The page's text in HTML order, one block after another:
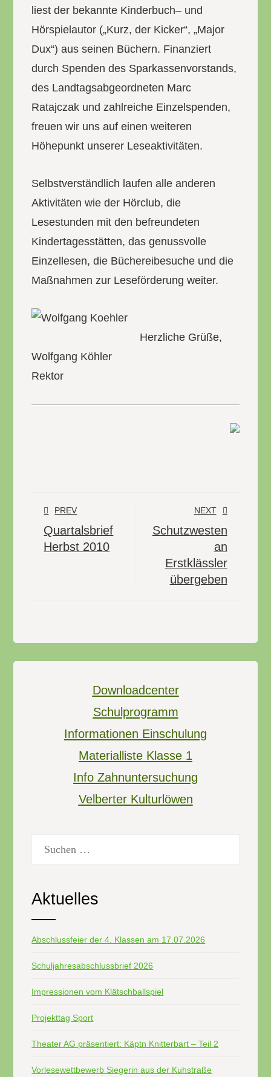
liest der bekannte Kinderbuch– und
Hörspielautor („Kurz, der Kicker“, „Major
Dux“) aus seinen Büchern. Finanziert
durch Spenden des Sparkassenvorstands,
des Landtagsabgeordneten Marc
Ratajczak und zahlreiche Einzelspenden,
freuen wir uns auf einen weiteren
Höhepunkt unserer Leseaktivitäten.
Selbstverständlich laufen alle anderen
Aktivitäten wie der Hörclub, die
Lesestunden mit den befreundeten
Kindertagesstätten, das genussvolle
Einzellesen, die Büchereibesuche und die
Maßnahmen zur Leseförderung weiter.
Herzliche Grüße,
Wolfgang Köhler
Rektor
PREV
Quartalsbrief
Herbst 2010
NEXT
Schutzwesten
an
Erstklässler
übergeben
Downloadcenter
Schulprogramm
Informationen Einschulung
Materialliste Klasse 1
Info Zahnuntersuchung
Velberter Kulturlöwen
nach:
Aktuelles
Abschlussfeier der 4. Klassen am 17.07.2026
Schuljahresabschlussbrief 2026
Impressionen vom Klätschballspiel
Projekttag Sport
Theater AG präsentiert: Käptn Knitterbart – Teil 2
Vorlesewettbewerb Siegerin aus der Kuhstraße